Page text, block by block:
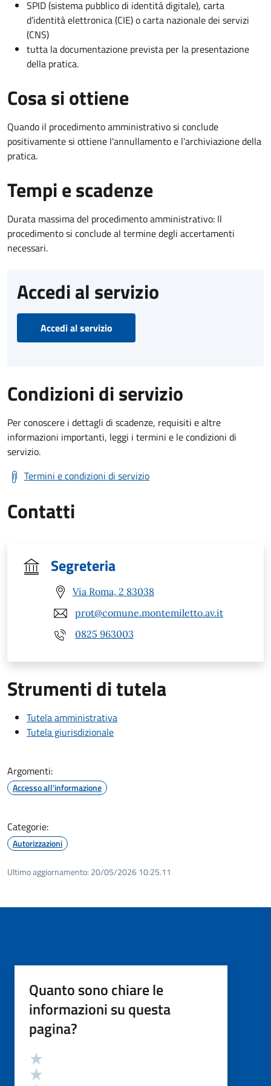
SPID (sistema pubblico di identità digitale), carta
d’identità elettronica (CIE) o carta nazionale dei servizi
(CNS)
tutta la documentazione prevista per la presentazione
della pratica.
Cosa si ottiene
Quando il procedimento amministrativo si conclude
positivamente si ottiene l'annullamento e l'archiviazione della
pratica.
Tempi e scadenze
Durata massima del procedimento amministrativo: Il
procedimento si conclude al termine degli accertamenti
necessari.
Accedi al servizio
Accedi al servizio
Condizioni di servizio
Per conoscere i dettagli di scadenze, requisiti e altre
informazioni importanti, leggi i termini e le condizioni di
servizio.
Termini e condizioni di servizio
Contatti
Segreteria
Via Roma, 2 83038
prot@comune.montemiletto.av.it
0825 963003
Strumenti di tutela
Tutela amministrativa
Tutela giurisdizionale
Argomenti:
Accesso all'informazione
Categorie:
Autorizzazioni
Ultimo aggiornamento: 20/05/2026 10:25.11
Quanto sono chiare le
informazioni su questa
pagina?
Valutazione